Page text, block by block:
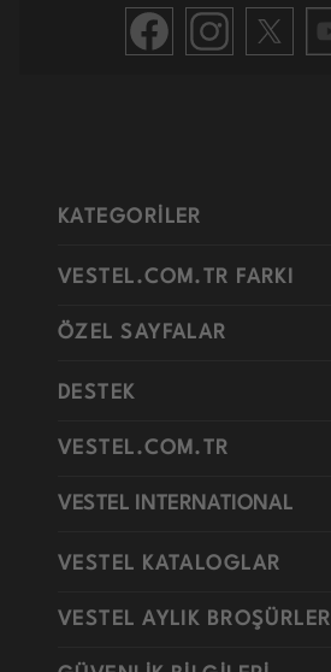
KATEGORİLER
VESTEL.COM.TR FARKI
ÖZEL SAYFALAR
DESTEK
VESTEL.COM.TR
VESTEL INTERNATIONAL
VESTEL KATALOGLAR
VESTEL AYLIK BROŞÜRLER